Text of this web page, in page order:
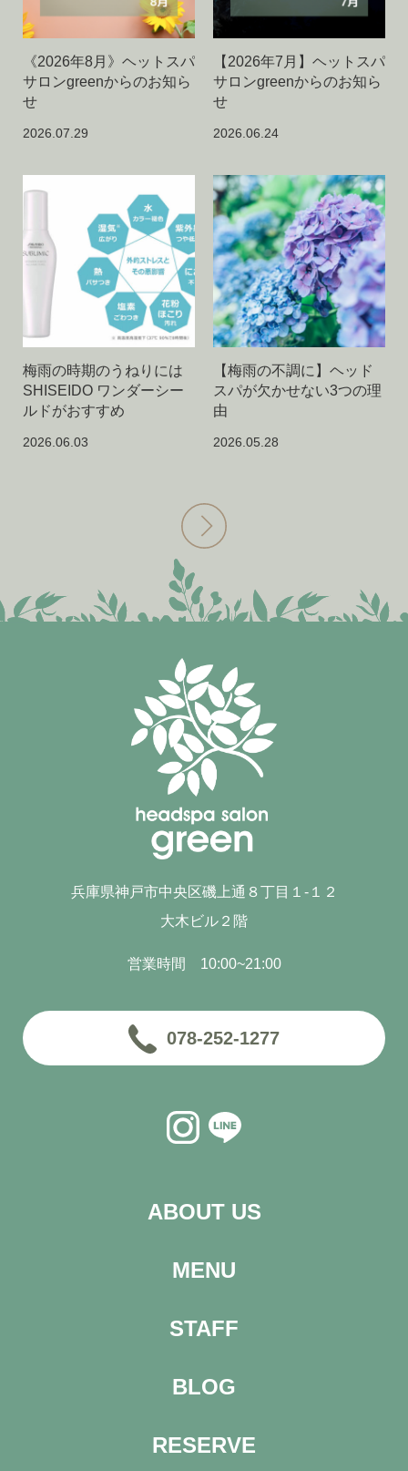
《2026年8月》ヘットスパ
サロンgreenからのお知ら
せ
2026.07.29
【2026年7月】ヘットスパ
サロンgreenからのお知ら
せ
2026.06.24
梅雨の時期のうねりには
SHISEIDO ワンダーシー
ルドがおすすめ
2026.06.03
【梅雨の不調に】ヘッド
スパが欠かせない3つの理
由
2026.05.28
兵庫県神戸市中央区磯上通８丁目１-１２
大木ビル２階
営業時間 10:00~21:00
078-252-1277
ABOUT US
MENU
STAFF
BLOG
RESERVE